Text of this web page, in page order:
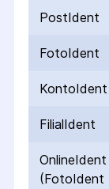
PostIdent
FotoIdent
KontoIdent
FilialIdent
OnlineIdent
(FotoIdent